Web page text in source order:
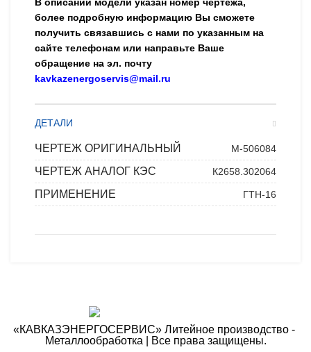
В описании модели указан номер чертежа,
более подробную информацию Вы сможете
получить связавшись с нами по указанным на
сайте телефонам или направьте Ваше
обращение на эл. почту
kavkazenergoservis@mail.ru
ДЕТАЛИ
ЧЕРТЕЖ ОРИГИНАЛЬНЫЙ М-506084
ЧЕРТЕЖ АНАЛОГ КЭС К2658.302064
ПРИМЕНЕНИЕ ГТН-16
«КАВКАЗЭНЕРГОСЕРВИС» ​Литейное производство - ​
Металлообработка | Все права защищены.